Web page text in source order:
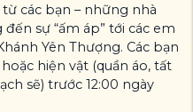
các bạn – những nhà
sự “ấm áp” tới các em
Yên Thượng. Các bạn
hiện vật (quần áo, tất
sẽ) trước 12:00 ngày